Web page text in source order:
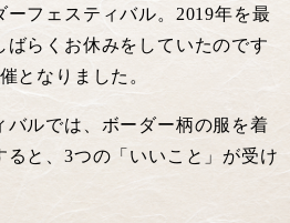
ーフェスティバル。2019年を最
らくお休みをしていたのです
となりました。
バルでは、ボーダー柄の服を着
ると、3つの「いいこと」が受け